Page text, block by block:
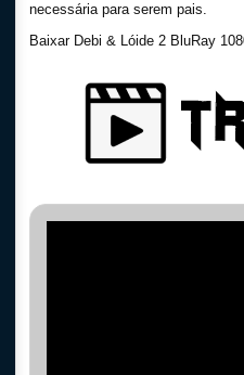
necessária para serem pais.
Baixar Debi & Lóide 2 BluRay